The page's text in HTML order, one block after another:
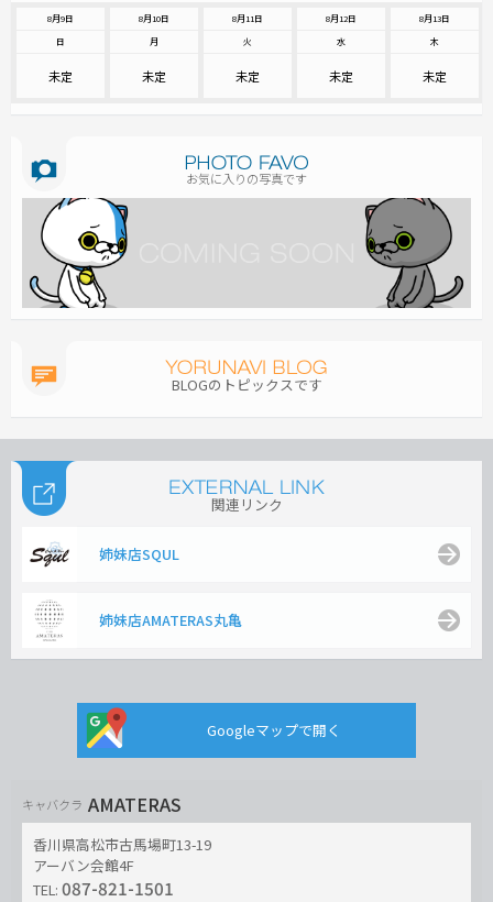
8月9日
日
未定
8月10日
月
未定
8月11日
火
未定
8月12日
水
未定
8月13日
木
未定
お気に入りの写真です
BLOGのトピックスです
関連リンク
姉妹店SQUL
姉妹店AMATERAS丸亀
Googleマップで開く
キャバクラ AMATERAS
香川県高松市古馬場町13-19
アーバン会館4F
TEL: 087-821-1501